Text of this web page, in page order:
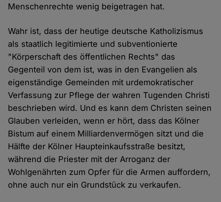
Menschenrechte wenig beigetragen hat.
Wahr ist, dass der heutige deutsche Katholizismus
als staatlich legitimierte und subventionierte
"Körperschaft des öffentlichen Rechts" das
Gegenteil von dem ist, was in den Evangelien als
eigenständige Gemeinden mit urdemokratischer
Verfassung zur Pflege der wahren Tugenden Christi
beschrieben wird. Und es kann dem Christen seinen
Glauben verleiden, wenn er hört, dass das Kölner
Bistum auf einem Milliardenvermögen sitzt und die
Hälfte der Kölner Haupteinkaufsstraße besitzt,
während die Priester mit der Arroganz der
Wohlgenährten zum Opfer für die Armen auffordern,
ohne auch nur ein Grundstück zu verkaufen.